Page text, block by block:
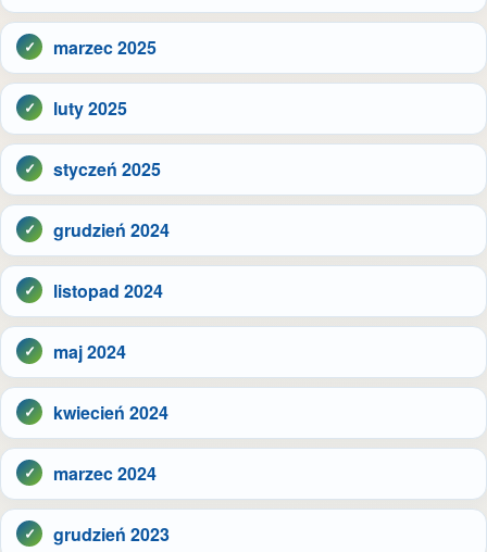
marzec 2025
luty 2025
styczeń 2025
grudzień 2024
listopad 2024
maj 2024
kwiecień 2024
marzec 2024
grudzień 2023